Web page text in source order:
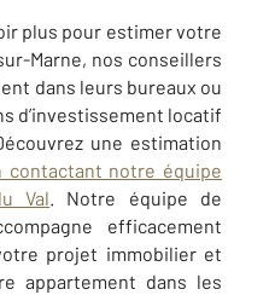
plus pour estimer votre
Marne, nos conseillers
dans leurs bureaux ou
d’investissement locatif
une estimation
contactant notre équipe
Val. Notre équipe de
efficacement
projet immobilier et
appartement dans les